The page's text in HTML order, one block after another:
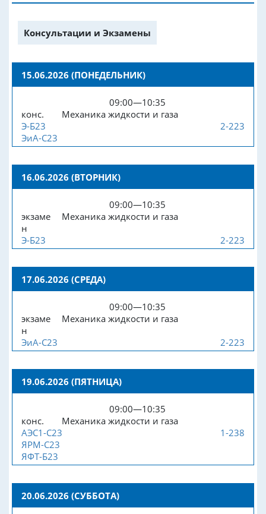
Консультации и Экзамены
15.06.2026 (ПОНЕДЕЛЬНИК)
09:00—10:35
конс.
Механика жидкости и газа
Э-Б23
ЭиА-С23
2-223
16.06.2026 (ВТОРНИК)
09:00—10:35
экзаме
н
Механика жидкости и газа
Э-Б23
2-223
17.06.2026 (СРЕДА)
09:00—10:35
экзаме
н
Механика жидкости и газа
ЭиА-С23
2-223
19.06.2026 (ПЯТНИЦА)
09:00—10:35
конс.
Механика жидкости и газа
АЭС1-С23
ЯРМ-С23
ЯФТ-Б23
1-238
20.06.2026 (СУББОТА)